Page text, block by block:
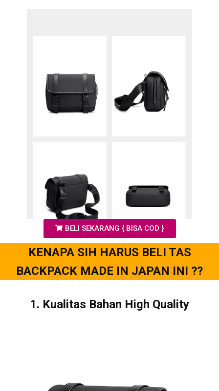
BELI SEKARANG { BISA COD }
KENAPA SIH HARUS BELI TAS
BACKPACK MADE IN JAPAN INI ??
1. Kualitas Bahan High Quality